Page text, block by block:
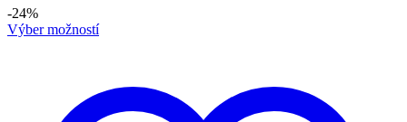
-24%
Výber možností